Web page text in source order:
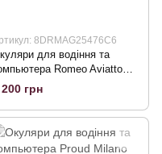
8DRMAG25476C6
для водіння та
Romeo Aviatto
76C6 (Drive Digital Blue
помаранчеві з 3-ма
накладками
грн